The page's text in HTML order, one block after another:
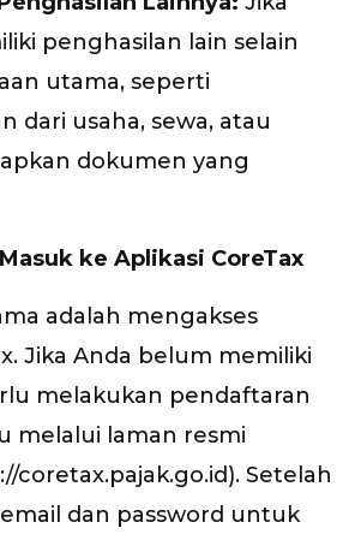
penghasilan lain selain
utama, seperti
dari usaha, sewa, atau
dokumen yang
ke Aplikasi CoreTax
adalah mengakses
Jika Anda belum memiliki
melakukan pendaftaran
melalui laman resmi
coretax.pajak.go.id). Setelah
dan password untuk